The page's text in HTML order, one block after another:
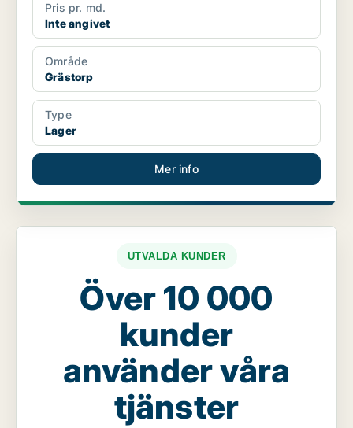
Pris pr. md.
Inte angivet
Område
Grästorp
Type
Lager
Mer info
UTVALDA KUNDER
Över 10 000
kunder
använder våra
tjänster